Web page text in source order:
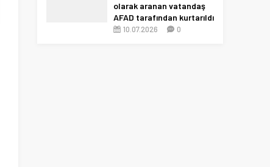
olarak aranan vatandaş
AFAD tarafından kurtarıldı
10.07.2026 0